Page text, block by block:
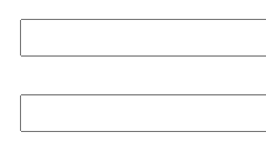
سيارات